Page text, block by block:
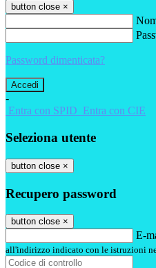
button close ×
Password dimenticata?
-
Entra con SPID Entra con CIE
Seleziona utente
button close ×
Recupero password
button close ×
E-
all'indirizzo indicato con le istruzioni